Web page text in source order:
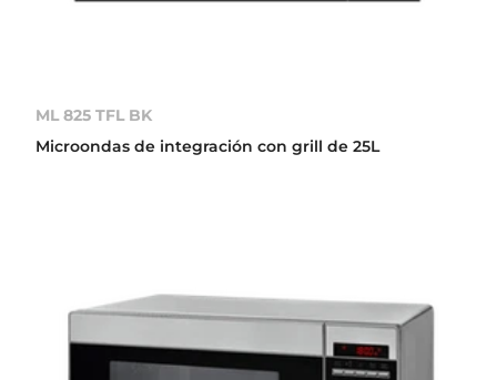
ML 825 TFL BK
Microondas de integración con grill de 25L